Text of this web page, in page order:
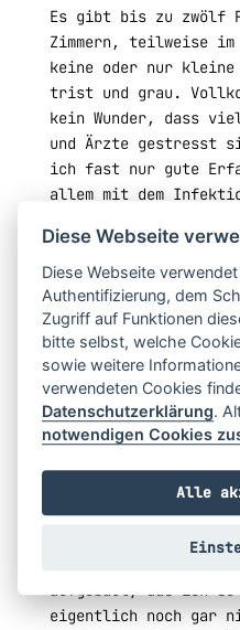
Es gibt bis zu zwölf
Zimmern, teilweise
keine oder nur
trist und grau.
kein Wunder, dass
und Ärzte gestresst
ich fast nur gute
allem mit dem
dachte, dass er mich
dem ich jetzt immer
freie Minute habe.
und das Team der
Oberarzt Dr. Mella
Interesse an dem Fach
ersten Mal kam in mir
ich mich in einem
Mit dem richtigen
Umfeld suboptimal
anspruchsvoll, aber
Neben meinem Alltag
aufgebaut, das ich
eigentlich noch gar
Diese Webseite
Diese Webseite
Authentifizierung, dem
Zugriff auf Funktionen
bitte selbst, welche
sowie weitere
verwendeten Cookies
Datenschutzerklärung.
notwendigen Cookies
Alle